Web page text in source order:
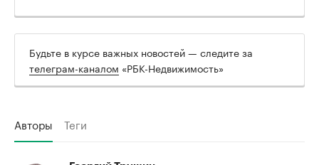
Будьте в курсе важных новостей — следите за
телеграм-каналом «РБК-Недвижимость»
Авторы Теги